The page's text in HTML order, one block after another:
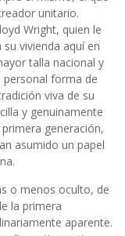
unitario.
Wright, quien le
vivienda aquí en
talla nacional y
forma de
viva de su
y genuinamente
generación,
asumido un papel
o menos oculto, de
la primera
aparente.